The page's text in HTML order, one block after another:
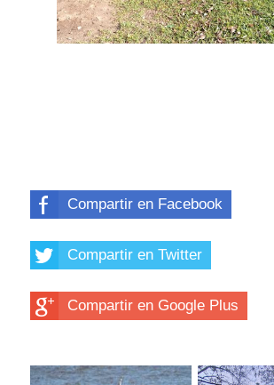
Compartir en Facebook
Compartir en Twitter
Compartir en Google Plus